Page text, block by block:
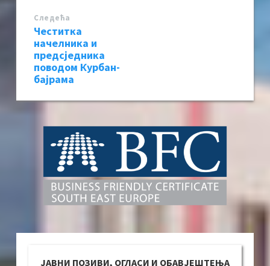
Следећa
Честитка
начелника и
предсједника
поводом Курбан-
бајрама
ЈАВНИ ПОЗИВИ, ОГЛАСИ И ОБАВЈЕШТЕЊА